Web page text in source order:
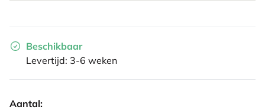
Beschikbaar
Levertijd: 3-6 weken
Aantal: